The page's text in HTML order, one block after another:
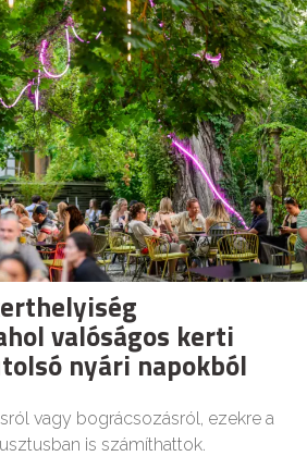
valóságos kerti
nyári napokból
vagy bográcsozásról, ezekre a
is számíthattok.